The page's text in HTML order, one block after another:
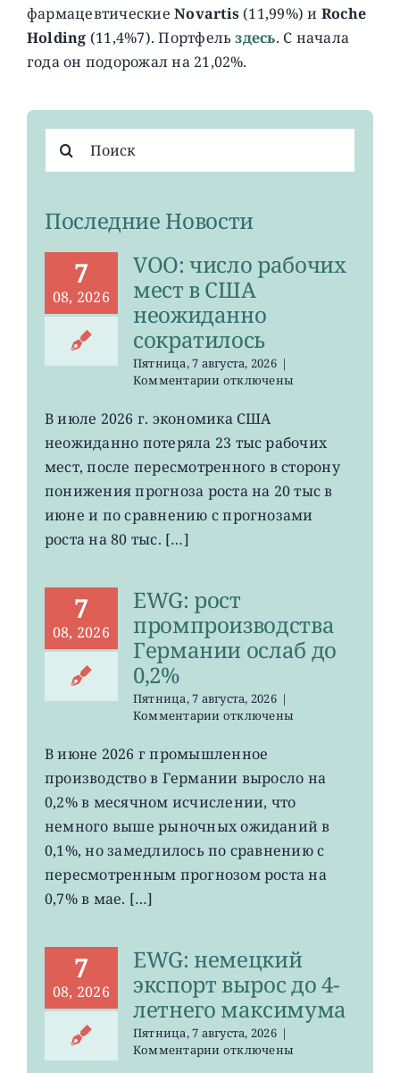
фармацевтическиеNovartis (11,99%) и Roche
Holding (11,4%7). Портфельздесь. C начала
года он подорожал на 21,02%.
поиска:
Последние Новости
7
08, 2026
VOO: число рабочих
мест в США
неожиданно
сократилось
Пятница, 7 августа, 2026 |
Комментариик
VOO:
рабочих
мест
США
неожиданно
отключены
В июле 2026 г. экономика США
неожиданно потеряла 23 тыс рабочих
мест, после пересмотренного в сторону
понижения прогноза роста на 20 тыс в
июне и по сравнению с прогнозами
роста на 80 тыс. […]
7
08, 2026
EWG: рост
промпроизводства
Германии ослаб до
0,2%
Пятница, 7 августа, 2026 |
Комментариик
EWG:
рост
промпроизводства
Германии
до
0,2%
отключены
В июне 2026 г промышленное
производство в Германии выросло на
0,2% в месячном исчислении, что
немного выше рыночных ожиданий в
0,1%, но замедлилось по сравнению с
пересмотренным прогнозом роста на
0,7% в мае. […]
7
08, 2026
EWG: немецкий
экспорт вырос до 4-
летнего максимума
Пятница, 7 августа, 2026 |
Комментариикотключены